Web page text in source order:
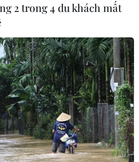
MỤC
pháp lý để tháo
công nghiệp văn
2 trong 4 du khách mất